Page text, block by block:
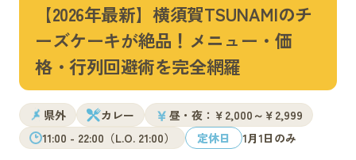
【2026年最新】横須賀TSUNAMIのチ
ーズケーキが絶品！メニュー・価
格・行列回避術を完全網羅
県外 カレー ￥ 昼・夜：￥2,000～￥2,999
11:00 - 22:00（L.O. 21:00）
定休日 1月1日のみ